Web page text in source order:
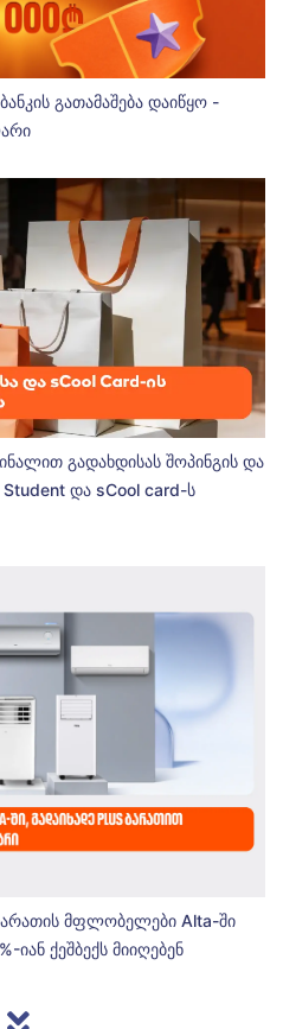
გათამაშება დაიწყო -
გადახდისას შოპინგის და
Student და sCool card-ს
მფლობელები Alta-ში
იან ქეშბექს მიიღებენ